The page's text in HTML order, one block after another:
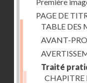
PAGE DE
TABLE DES
AVANT-
Traité
CHAPITRE